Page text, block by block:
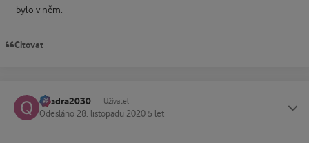
bylo v něm.
Citovat
quadra2030 Uživatel
Odesláno 28. listopadu 2020 5 let